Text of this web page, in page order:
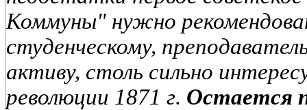
Коммуны" нужно
студенческому,
активу, столь сильно
революции 1871 г. Остается